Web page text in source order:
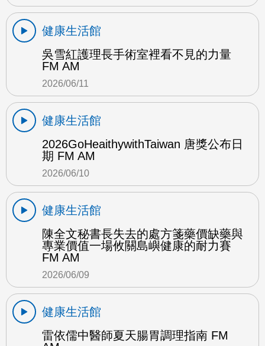
健康生活館
吳雪紅護理長手術室裡看不見的力量
FM AM
2026/06/11
健康生活館
2026GoHeaithywithTaiwan 唐獎公布日
期 FM AM
2026/06/10
健康生活館
陳全文秘書長失去的處方箋藥價缺藥與
專業價值一場攸關島嶼健康的耐力賽
FM AM
2026/06/09
健康生活館
雷依儒中醫師夏天腸胃調理指南 FM